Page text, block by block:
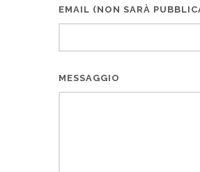
EMAIL (NON SARÀ
MESSAGGIO